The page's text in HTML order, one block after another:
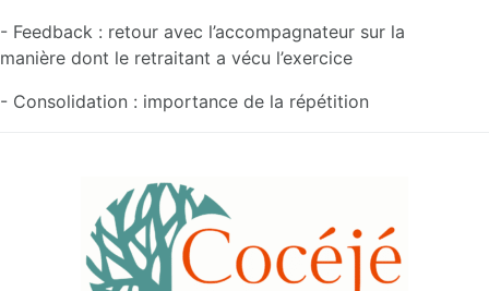
- Feedback : retour avec l’accompagnateur sur la
manière dont le retraitant a vécu l’exercice
- Consolidation : importance de la répétition